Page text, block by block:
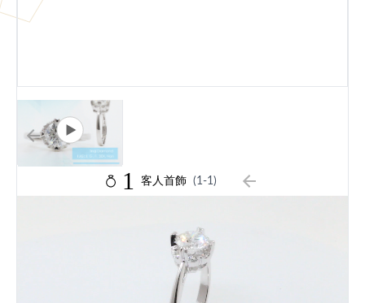
1 客人首飾 (1-1)